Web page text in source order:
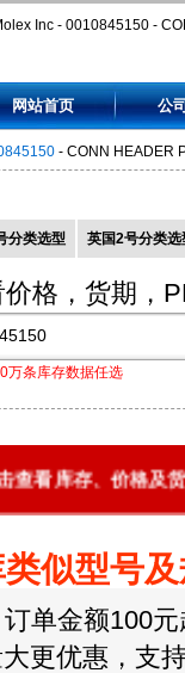
Inc - 0010845150 -
网站首页 公
- CONN HEADER
分类选型 英国2号分类选
格，货期，
万条库存数据任选
查看库存、价格及
似型号
单金额100元
更优惠，支